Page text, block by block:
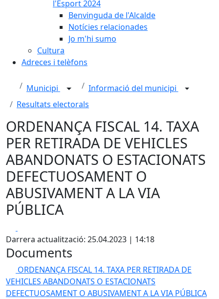
l'Esport 2024
Benvinguda de l'Alcalde
Notícies relacionades
Jo m'hi sumo
Cultura
Adreces i telèfons
Municipi
Informació del municipi
Resultats electorals
ORDENANÇA FISCAL 14. TAXA
PER RETIRADA DE VEHICLES
ABANDONATS O ESTACIONATS
DEFECTUOSAMENT O
ABUSIVAMENT A LA VIA
PÚBLICA
Darrera actualització: 25.04.2023 | 14:18
Documents
ORDENANÇA FISCAL 14. TAXA PER RETIRADA DE
VEHICLES ABANDONATS O ESTACIONATS
DEFECTUOSAMENT O ABUSIVAMENT A LA VIA PÚBLICA